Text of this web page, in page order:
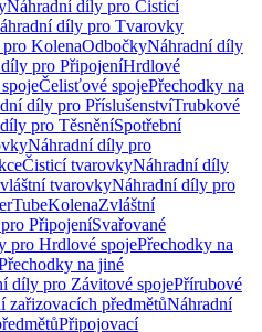
Náhradní díly pro Čisticí
díly pro Tvarovky
KolenaOdbočkyNáhradní díly
pro PřipojeníHrdlové
Čelisťové spojePřechodky na
díly pro PříslušenstvíTrubkové
pro TěsněníSpotřební
Náhradní díly pro
Čisticí tvarovkyNáhradní díly
tvarovkyNáhradní díly pro
KolenaZvláštní
PřipojeníSvařované
pro Hrdlové spojePřechodky na
na jiné
díly pro Závitové spojePřírubové
zařizovacích předmětůNáhradní
Připojovací